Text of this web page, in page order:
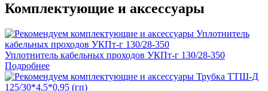
Комплектующие и аксессуары
Уплотнитель кабельных проходов УКПт-г 130/28-350
Подробнее